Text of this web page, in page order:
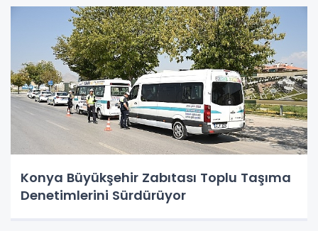
Konya Büyükşehir Zabıtası Toplu Taşıma
Denetimlerini Sürdürüyor